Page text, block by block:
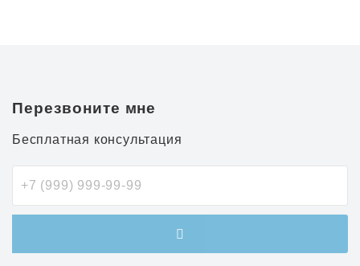
Перезвоните мне
Бесплатная консультация